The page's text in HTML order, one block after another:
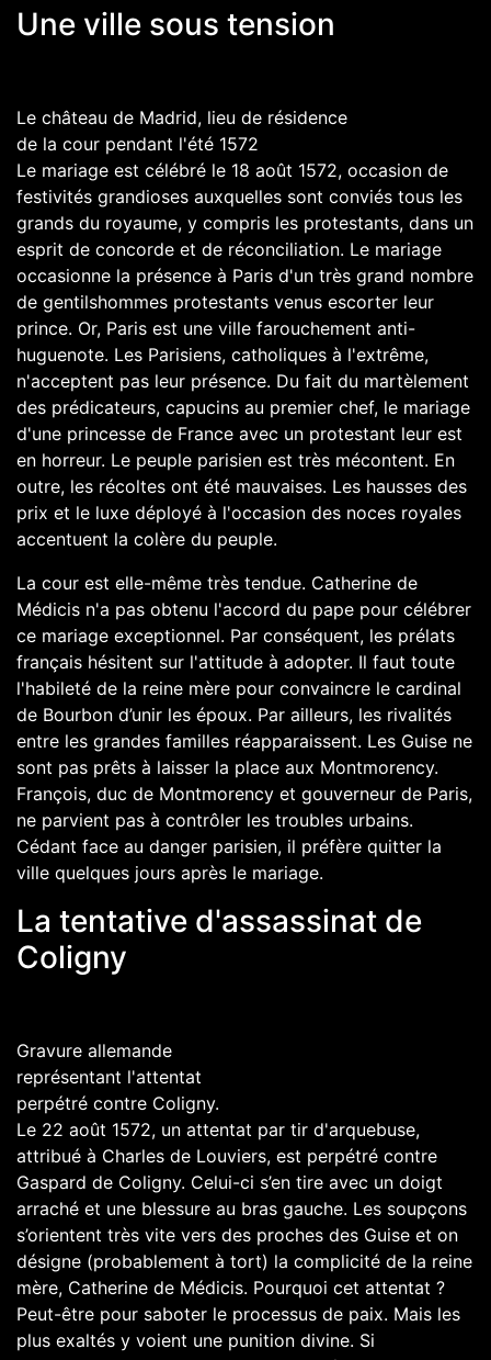
Une ville sous tension
Le château de Madrid, lieu de résidence
de la cour pendant l'été 1572
Le mariage est célébré le 18 août 1572, occasion de
festivités grandioses auxquelles sont conviés tous les
grands du royaume, y compris les protestants, dans un
esprit de concorde et de réconciliation. Le mariage
occasionne la présence à Paris d'un très grand nombre
de gentilshommes protestants venus escorter leur
prince. Or, Paris est une ville farouchement anti-
huguenote. Les Parisiens, catholiques à l'extrême,
n'acceptent pas leur présence. Du fait du martèlement
des prédicateurs, capucins au premier chef, le mariage
d'une princesse de France avec un protestant leur est
en horreur. Le peuple parisien est très mécontent. En
outre, les récoltes ont été mauvaises. Les hausses des
prix et le luxe déployé à l'occasion des noces royales
accentuent la colère du peuple.
La cour est elle-même très tendue. Catherine de
Médicis n'a pas obtenu l'accord du pape pour célébrer
ce mariage exceptionnel. Par conséquent, les prélats
français hésitent sur l'attitude à adopter. Il faut toute
l'habileté de la reine mère pour convaincre le cardinal
de Bourbon d’unir les époux. Par ailleurs, les rivalités
entre les grandes familles réapparaissent. Les Guise ne
sont pas prêts à laisser la place aux Montmorency.
François, duc de Montmorency et gouverneur de Paris,
ne parvient pas à contrôler les troubles urbains.
Cédant face au danger parisien, il préfère quitter la
ville quelques jours après le mariage.
La tentative d'assassinat de
Coligny
Gravure allemande
représentant l'attentat
perpétré contre Coligny.
Le 22 août 1572, un attentat par tir d'arquebuse,
attribué à Charles de Louviers, est perpétré contre
Gaspard de Coligny. Celui-ci s’en tire avec un doigt
arraché et une blessure au bras gauche. Les soupçons
s’orientent très vite vers des proches des Guise et on
désigne (probablement à tort) la complicité de la reine
mère, Catherine de Médicis. Pourquoi cet attentat ?
Peut-être pour saboter le processus de paix. Mais les
plus exaltés y voient une punition divine. Si